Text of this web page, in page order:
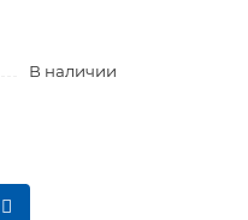
В наличии